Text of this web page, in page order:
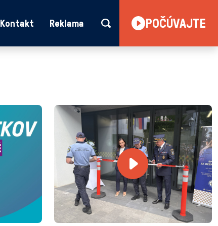
Kontakt Reklama POČÚVAJTE